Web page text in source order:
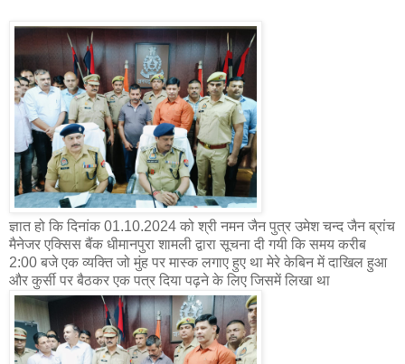
ज्ञात हो कि दिनांक 01.10.2024 को श्री नमन जैन पुत्र उमेश चन्द जैन ब्रांच
मैनेजर एक्सिस बैंक धीमानपुरा शामली द्वारा सूचना दी गयी कि समय करीब
2:00 बजे एक व्यक्ति जो मुंह पर मास्क लगाए हुए था मेरे केबिन में दाखिल हुआ
और कुर्सी पर बैठकर एक पत्र दिया पढ़ने के लिए जिसमें लिखा था